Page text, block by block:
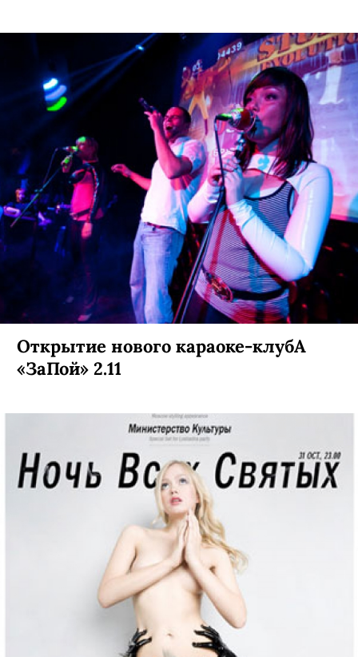
Открытие нового караоке-клубА
«ЗаПой» 2.11